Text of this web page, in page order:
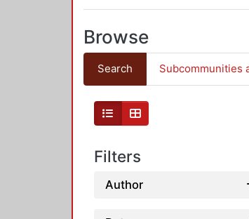
Browse
Search Subcommunities
Filters
Author